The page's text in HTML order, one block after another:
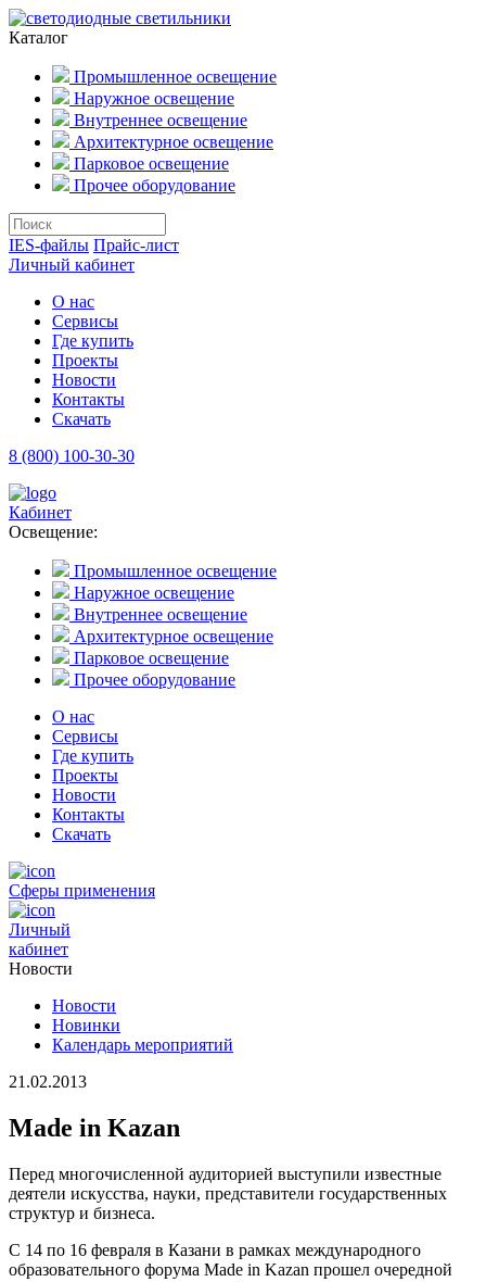
Каталог
Промышленное освещение
Наружное освещение
Внутреннее освещение
Архитектурное освещение
Парковое освещение
Прочее оборудование
IES-файлы Прайс-лист
Личный кабинет
О нас
Сервисы
Где купить
Проекты
Новости
Контакты
Скачать
8 (800) 100-30-30
Кабинет
Освещение:
Промышленное освещение
Наружное освещение
Внутреннее освещение
Архитектурное освещение
Парковое освещение
Прочее оборудование
О нас
Сервисы
Где купить
Проекты
Новости
Контакты
Скачать
Сферы применения
Личный
кабинет
Новости
Новости
Новинки
Календарь мероприятий
21.02.2013
Made in Kazan
Перед многочисленной аудиторией выступили известные
деятели искусства, науки, представители государственных
структур и бизнеса.
С 14 по 16 февраля в Казани в рамках международного
образовательного форума Made in Kazan прошел очередной